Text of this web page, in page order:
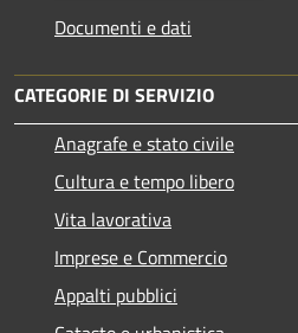
Documenti e dati
CATEGORIE DI SERVIZIO
Anagrafe e stato civile
Cultura e tempo libero
Vita lavorativa
Imprese e Commercio
Appalti pubblici